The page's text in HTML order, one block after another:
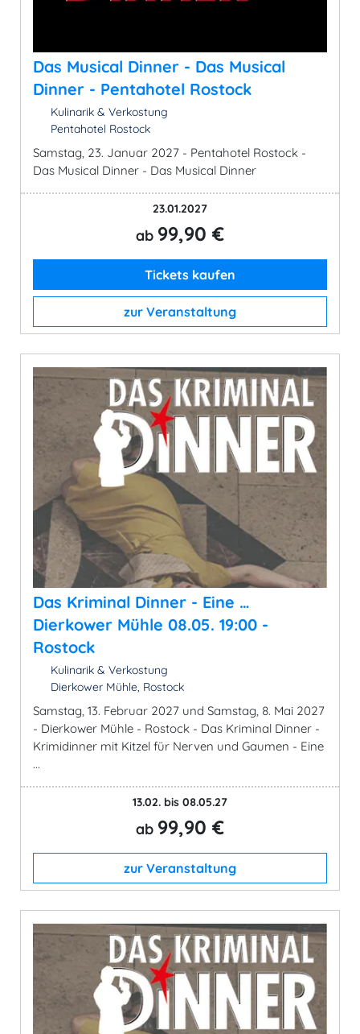
Das Musical Dinner - Das Musical
Dinner - Pentahotel Rostock
Kulinarik & Verkostung
Pentahotel Rostock
Samstag, 23. Januar 2027 - Pentahotel Rostock -
Das Musical Dinner - Das Musical Dinner
23.01.2027
ab 99,90 €
Tickets kaufen
zur Veranstaltung
Das Kriminal Dinner - Eine …
Dierkower Mühle 08.05. 19:00 -
Rostock
Kulinarik & Verkostung
Dierkower Mühle, Rostock
Samstag, 13. Februar 2027 und Samstag, 8. Mai 2027
- Dierkower Mühle - Rostock - Das Kriminal Dinner -
Krimidinner mit Kitzel für Nerven und Gaumen - Eine
...
13.02. bis 08.05.27
ab 99,90 €
zur Veranstaltung